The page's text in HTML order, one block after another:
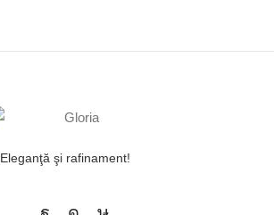
Eleganţă şi rafinament!